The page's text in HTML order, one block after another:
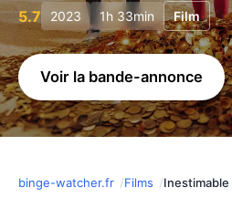
5.7 2023 1h 33min Film
Voir la bande-annonce
binge-watcher.fr Films Inestimable